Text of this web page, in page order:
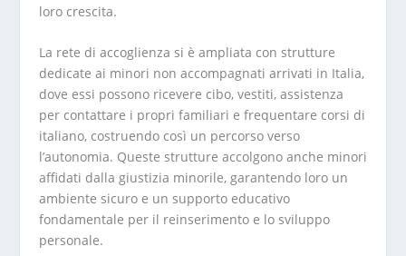
loro crescita.
La rete di accoglienza si è ampliata con strutture
dedicate ai minori non accompagnati arrivati in Italia,
dove essi possono ricevere cibo, vestiti, assistenza
per contattare i propri familiari e frequentare corsi di
italiano, costruendo così un percorso verso
l’autonomia. Queste strutture accolgono anche minori
affidati dalla giustizia minorile, garantendo loro un
ambiente sicuro e un supporto educativo
fondamentale per il reinserimento e lo sviluppo
personale.